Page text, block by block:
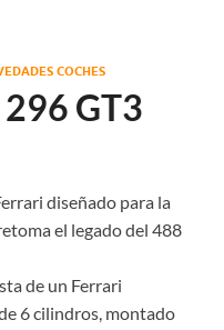
COCHES
GT3
diseñado para la
el legado del 488
de un Ferrari
6 cilindros, montado